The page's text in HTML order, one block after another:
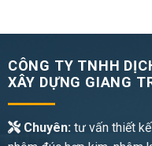
CÔNG TY TNHH
XÂY DỰNG GIANG
Chuyên:tư vấn thiết